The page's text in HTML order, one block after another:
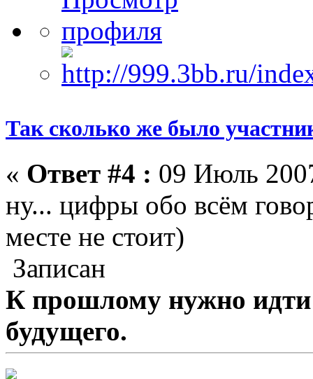
Так сколько же было
« Ответ #4 : 09 Июль
ну... цифры обо всём
месте не стоит)
Записан
К прошлому нужно идти
будущего.